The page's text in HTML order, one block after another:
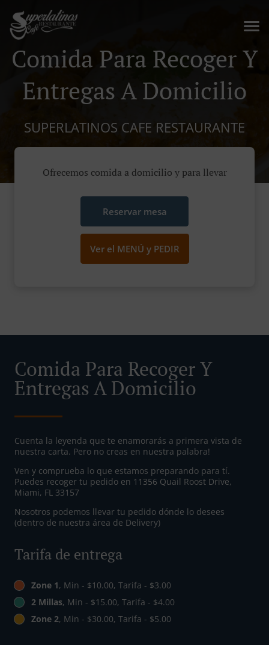
Comida Para Recoger Y
Entregas A Domicilio
SUPERLATINOS CAFE RESTAURANTE
Ofrecemos comida a domicilio y para llevar
Reservar mesa
Ver el MENÚ y PEDIR
Comida Para Recoger Y
Entregas A Domicilio
Cuenta la leyenda que te enamorarás a primera vista de
nuestra carta. Pero no creas en nuestra palabra!
Ven y comprueba lo que estamos preparando para tí.
Puedes recoger tu pedido en 11356 Quail Roost Drive,
Miami, FL 33157
Nosotros podemos llevar tu pedido dónde lo desees
(dentro de nuestra área de Delivery)
Tarifa de entrega
Zone 1, Min - $10.00, Tarifa - $3.00
2 Millas, Min - $15.00, Tarifa - $4.00
Zone 2, Min - $30.00, Tarifa - $5.00